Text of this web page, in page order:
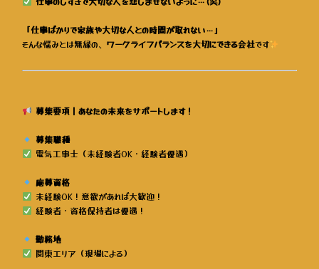
「仕事ばかりで家族や大切な人との時間が取れない…」
そんな悩みとは無縁の、ワークライフバランスを大切にできる会社です
募集要項｜あなたの未来をサポートします！
募集職種
電気工事士（未経験者OK・経験者優遇）
応募資格
未経験OK！意欲があれば大歓迎！
経験者・資格保持者は優遇！
勤務地
関東エリア（現場による）